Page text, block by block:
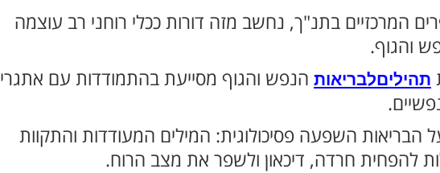
המרכזיים בתנ"ך, נחשב מזה דורות ככלי רוחני רב עוצמה
והגוף.
תהיליםלבריאות הנפש והגוף מסייעת בהתמודדות עם אתגרי
הבריאות השפעה פסיכולוגית: המילים המעודדות והתקוות
להפחית חרדה, דיכאון ולשפר את מצב הרוח.